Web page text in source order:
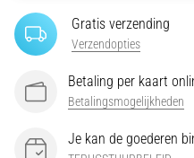
uit,
waar…
6. 8. 2026
7 min. lezen
Gratis verzending
Verzendopties
Betaling per kaart
Betalingsmogelijkheden
Je kan de goederen